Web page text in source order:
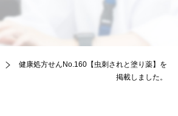
健康処方せんNo.160【虫刺されと塗り薬】を
掲載しました。